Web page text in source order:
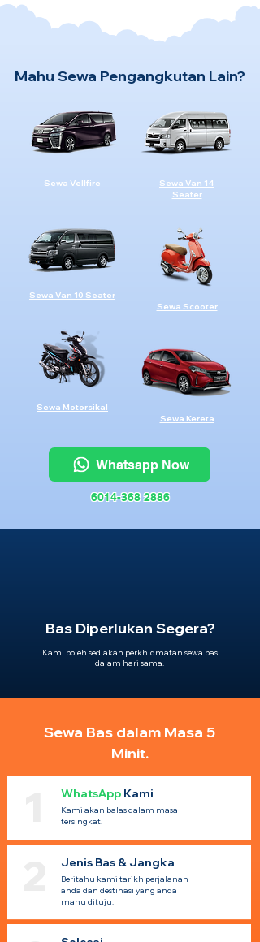
Mahu Sewa Pengangkutan Lain?
Sewa Vellfire
Sewa Van 10 Seater
Sewa Motorsikal
Sewa Van 14
Seater
Sewa Scooter
Sewa Kereta
Whatsapp Now
6014-368 2886
Bas Diperlukan Segera?
Kami boleh sediakan perkhidmatan sewa bas
dalam hari sama.
Sewa Bas dalam Masa 5
Minit.
WhatsApp Kami
Kami akan balas dalam masa
tersingkat.
Jenis Bas & Jangka
Beritahu kami tarikh perjalanan
anda dan destinasi yang anda
mahu dituju.